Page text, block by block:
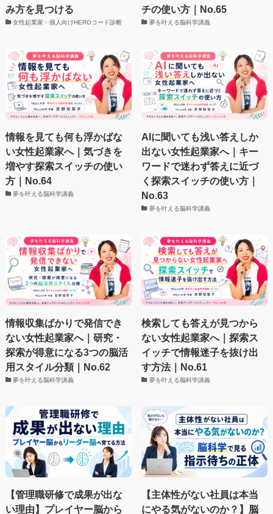
み方を見つける
女性起業家・個人向けHEROコード診断
チの使い方｜No.65
夢を叶える脳科学講義
情報を見ても何も浮かばな
い女性起業家へ｜気づきを
増やす探索スイッチの使い
方｜No.64
夢を叶える脳科学講義
AIに聞いても浅い答えしか
出ない女性起業家へ｜キー
ワードで迷わず答えに近づ
く探索スイッチの使い方｜
No.63
夢を叶える脳科学講義
情報収集ばかりで発信でき
ない女性起業家へ｜研究・
探索が得意になる3つの脳活
用スタイル分類｜No.62
夢を叶える脳科学講義
検索しても答えが見つから
ない女性起業家へ｜探索ス
イッチで情報迷子を抜け出
す方法｜No.61
夢を叶える脳科学講義
【管理職研修で成果が出な
い理由】プレイヤー脳から
【主体性がない社員は本当
にやる気がないのか？】脳